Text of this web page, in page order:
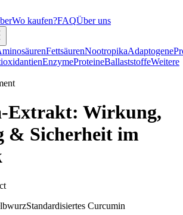
Wo kaufen?FAQÜber uns
FettsäurenNootropikaAdaptogene
EnzymeProteineBallaststoffeWeitere
Extrakt: Wirkung,
& Sicherheit im
Standardisiertes Curcumin